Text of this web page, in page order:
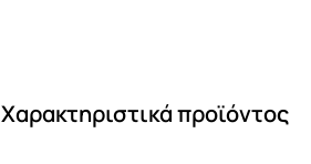
Χαρακτηριστικά προϊόντος